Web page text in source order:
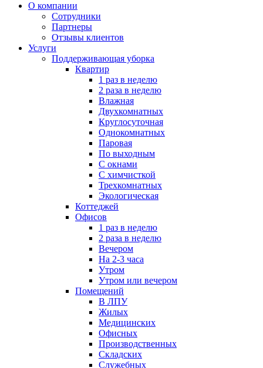
О компании
Сотрудники
Партнеры
Отзывы клиентов
Услуги
Поддерживающая уборка
Квартир
1 раз в неделю
2 раза в неделю
Влажная
Двухкомнатных
Круглосуточная
Однокомнатных
Паровая
По выходным
С окнами
С химчисткой
Трехкомнатных
Экологическая
Коттеджей
Офисов
1 раз в неделю
2 раза в неделю
Вечером
На 2-3 часа
Утром
Утром или вечером
Помещений
В ЛПУ
Жилых
Медицинских
Офисных
Производственных
Складских
Служебных